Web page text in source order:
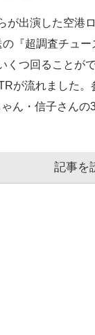
が出演した空港
『超調査チュー
くつ回ることが
が流れました。
ん・信子さん
記事を